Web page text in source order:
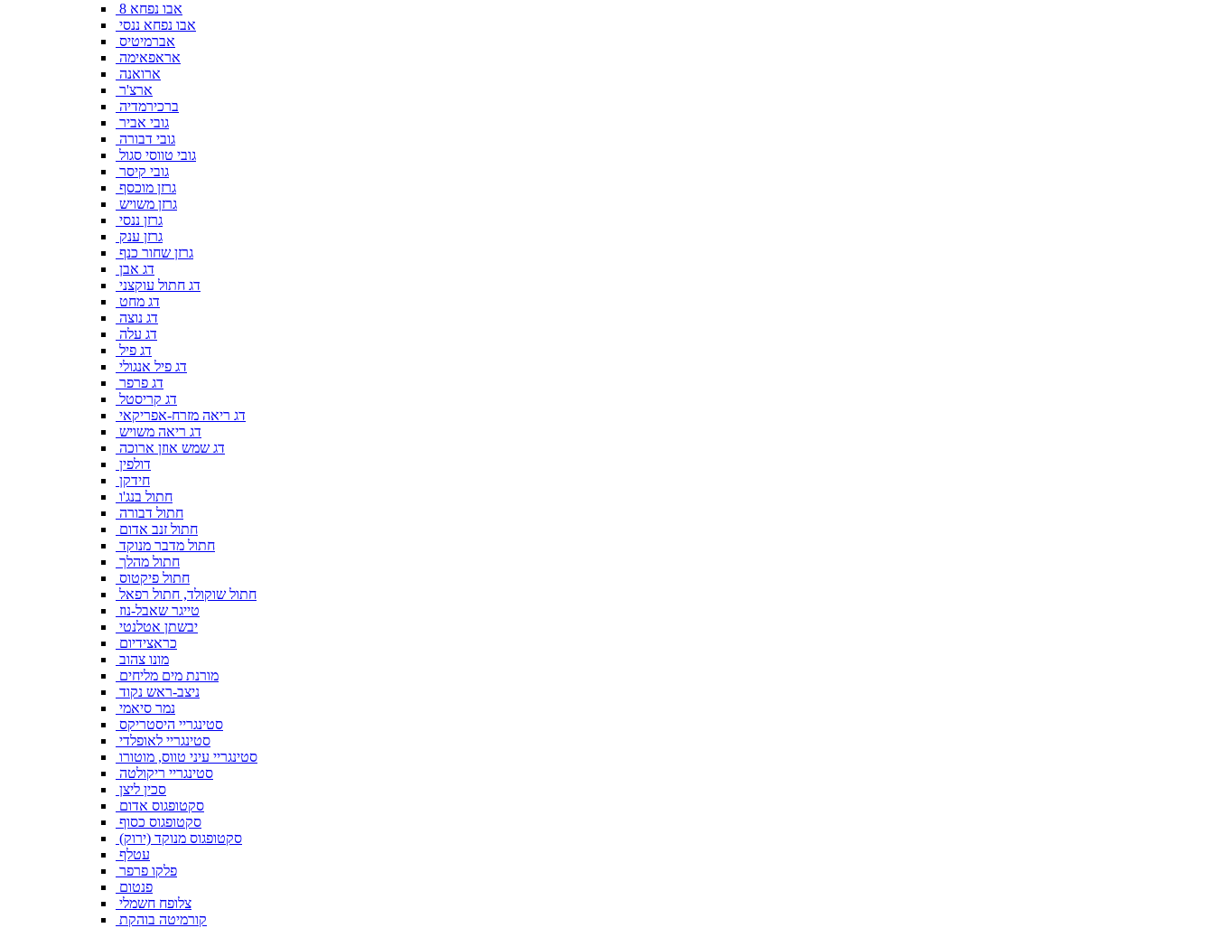
אבו נפחא 8
אבו נפחא ננסי
אברמיטיס
אראפאימה
ארואנה
ארצ'ר
ברכירמדיה
גובי אביר
גובי דבורה
גובי טווסי סגול
גובי קיסר
גרזן מוכסף
גרזן משויש
גרזן ננסי
גרזן ענק
גרזן שחור כנף
דג אבן
דג חתול עוקצני
דג מחט
דג נוצה
דג עלה
דג פיל
דג פיל אנגולי
דג פרפר
דג קריסטל
דג ריאה מזרח-אפריקאי
דג ריאה משויש
דג שמש אוזן ארוכה
דולפין
חידקן
חתול בנג'ו
חתול דבורה
חתול זנב אדום
חתול מדבר מנוקד
חתול מהלך
חתול פיקטוס
חתול שוקולד, חתול רפאל
טייגר שאבל-נוז
יבשתן אטלנטי
כראצידיום
מונו צהוב
מורנת מים מליחים
ניצב-ראש נקוד
נמר סיאמי
סטינגריי היסטריקס
סטינגריי לאופלדי
סטינגריי עיני טווס, מוטורו
סטינגריי ריקולטה
סכין ליצן
סקטופגוס אדום
סקטופגוס כסוף
סקטופגוס מנוקד (ירוק)
עטלף
פלקו פרפר
פנטום
צלופח חשמלי
קורמיטה בוהקת